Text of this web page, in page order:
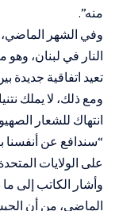
منه”.
وفي الشهر
النار في لبنان،
تعيد اتفاقية جديدة
ومع ذلك، لا يملك
انتهاك للشعار
“سندافع عن أنفسنا
على الولايات
وأشار الكاتب إلى
الماضي، من أن